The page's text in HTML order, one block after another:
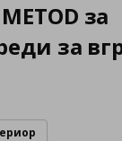
за
за